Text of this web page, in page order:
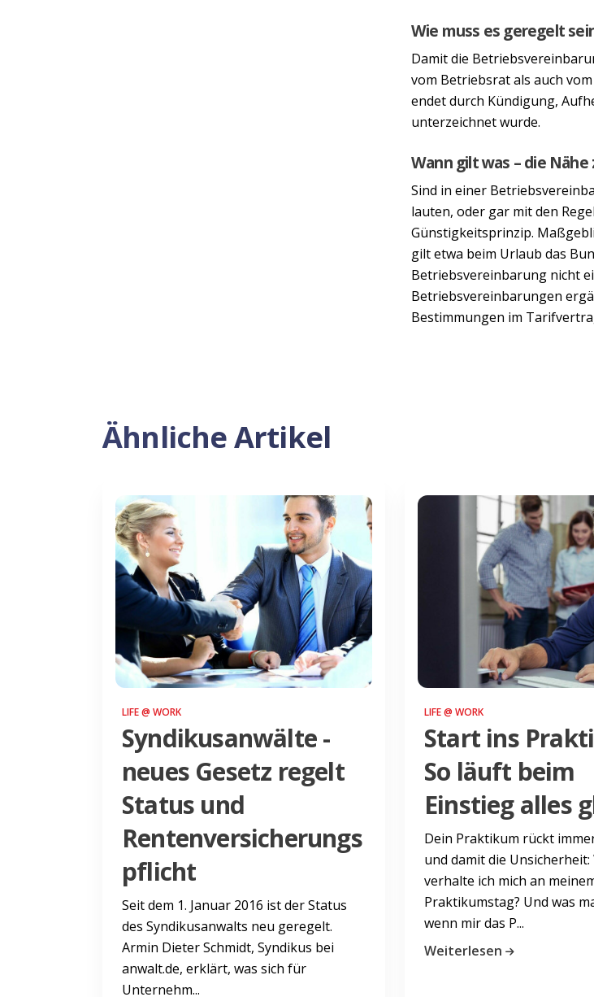
Wie muss es geregelt
Damit die
vom Betriebsrat als auch
endet durch Kündigung,
unterzeichnet wurde.
Wann gilt was – die
Sind in einer
lauten, oder gar mit den
Günstigkeitsprinzip.
gilt etwa beim Urlaub das
Betriebsvereinbarung nicht
Betriebsvereinbarungen
Bestimmungen im
Ähnliche Artikel
LIFE @ WORK
Syndikusanwälte -
neues Gesetz regelt
Status und
Rentenversicherungs
pflicht
Seit dem 1. Januar 2016 ist der Status
des Syndikusanwalts neu geregelt.
Armin Dieter Schmidt, Syndikus bei
anwalt.de, erklärt, was sich für
Unternehm...
LIFE @ WORK
Start ins
So läuft beim
Einstieg alles
Dein Praktikum rückt
und damit die Unsicherheit:
verhalte ich mich an
Praktikumstag? Und was
wenn mir das P...
Weiterlesen